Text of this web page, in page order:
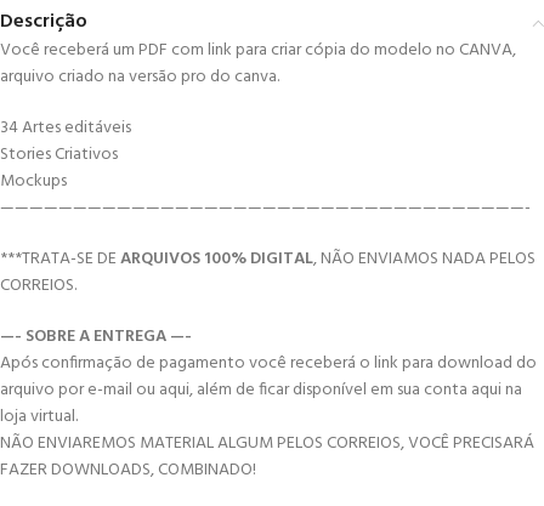
Descrição
Você receberá um PDF com link para criar cópia do modelo no CANVA,
arquivo criado na versão pro do canva.
34 Artes editáveis
Stories Criativos
Mockups
————————————————————————————————————-
***TRATA-SE DEARQUIVOS 100% DIGITAL, NÃO ENVIAMOS NADA PELOS
CORREIOS.
—- SOBRE A ENTREGA —-
Após confirmação de pagamento você receberá o link para download do
arquivo por e-mail ou aqui, além de ficar disponível em sua conta aqui na
loja virtual.
NÃO ENVIAREMOS MATERIAL ALGUM PELOS CORREIOS, VOCÊ PRECISARÁ
FAZER DOWNLOADS, COMBINADO!